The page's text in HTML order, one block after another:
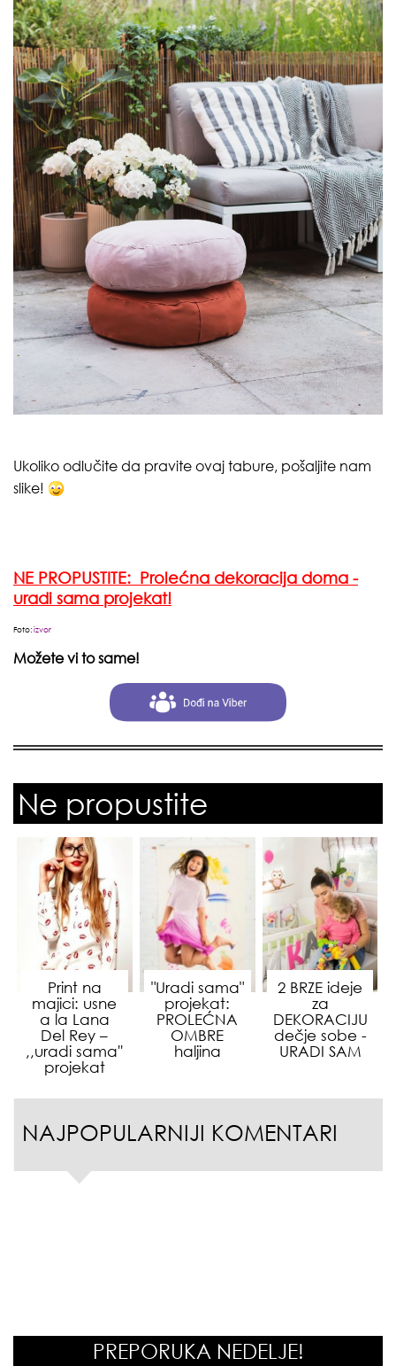
Ukoliko odlučite da pravite ovaj tabure, pošaljite nam
slike!
NE PROPUSTITE: Prolećna dekoracija doma -
uradi sama projekat!
Foto:izvor
Možete vi to same!
Ne propustite
Print na
majici: usne
a la Lana
Del Rey –
,,uradi sama''
projekat
"Uradi sama"
projekat:
PROLEĆNA
OMBRE
haljina
2 BRZE ideje
za
DEKORACIJU
dečje sobe -
URADI SAM
NAJPOPULARNIJI KOMENTARI
PREPORUKA NEDELJE!